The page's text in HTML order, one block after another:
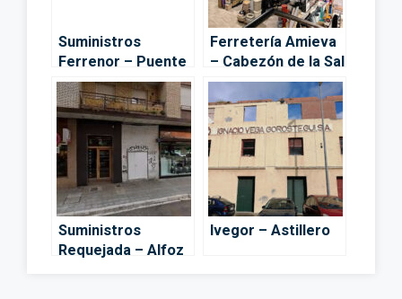
Suministros
Ferrenor – Puente
San Miguel
Ferretería Amieva
– Cabezón de la Sal
Suministros
Requejada – Alfoz
Ivegor – Astillero